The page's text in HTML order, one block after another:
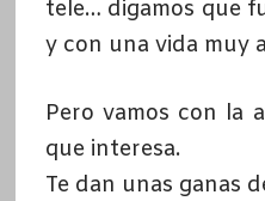
tele… digamos que
y con una vida muy
Pero vamos con la
que interesa.
Te dan unas ganas